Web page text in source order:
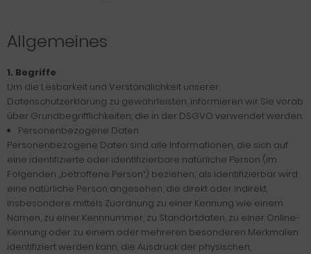
Allgemeines
1. Begriffe
Um die Lesbarkeit und Verständlichkeit unserer
Datenschutzerklärung zu gewährleisten, informieren wir Sie vorab
über Grundbegrifflichkeiten, die in der DSGVO verwendet werden.
Personenbezogene Daten
Personenbezogene Daten sind alle Informationen, die sich auf
eine identifizierte oder identifizierbare natürliche Person (im
Folgenden „betroffene Person“) beziehen; als identifizierbar wird
eine natürliche Person angesehen, die direkt oder indirekt,
insbesondere mittels Zuordnung zu einer Kennung wie einem
Namen, zu einer Kennnummer, zu Standortdaten, zu einer Online-
Kennung oder zu einem oder mehreren besonderen Merkmalen
identifiziert werden kann, die Ausdruck der physischen,